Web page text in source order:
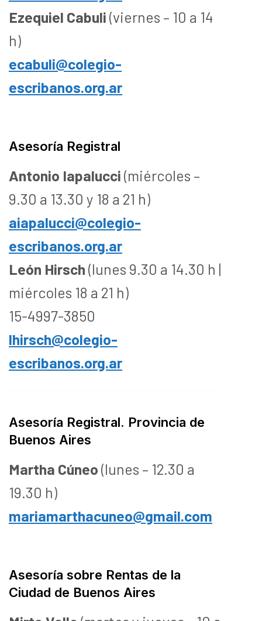
Ezequiel Cabuli (viernes – 10 a 14
h)
ecabuli@colegio-
escribanos.org.ar
Asesoría Registral
Antonio Iapalucci (miércoles –
9.30 a 13.30 y 18 a 21 h)
aiapalucci@colegio-
escribanos.org.ar
León Hirsch (lunes 9.30 a 14.30 h |
miércoles 18 a 21 h)
15-4997-3850
lhirsch@colegio-
escribanos.org.ar
Asesoría Registral. Provincia de
Buenos Aires
Martha Cúneo (lunes – 12.30 a
19.30 h)
mariamarthacuneo@gmail.com
Asesoría sobre Rentas de la
Ciudad de Buenos Aires